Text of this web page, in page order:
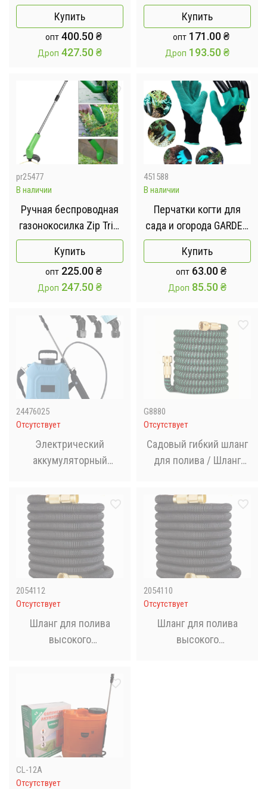
ДоброСад (с таймером)
Купить
опт 400.50₴
Дроп 427.50₴
Grafting Tool с 3 ножами
для обрезки и
прививки деревьев
Купить
опт 171.00₴
Дроп 193.50₴
pr25477
В наличии
Ручная беспроводная
газонокосилка Zip Trim
/ Триммер для травы /
Мини триммер
Купить
опт 225.00₴
Дроп 247.50₴
451588
В наличии
Перчатки когти для
сада и огорода GARDEN
GENIE GLOVES
Купить
опт 63.00₴
Дроп 85.50₴
24476025
Отсутствует
Электрический
аккумуляторный
опрыскиватель 5л + 3
насадки / Переносной
опрыскиватель для
газона
G8880
Отсутствует
Садовый гибкий шланг
для полива / Шланг
полива газона и
садовых растений
Зеленый 60 метров
2054112
Отсутствует
Шланг для полива
высокого
гибкий AND1286 (60
2054110
Отсутствует
Шланг для полива
высокого
CL-12А
Отсутствует